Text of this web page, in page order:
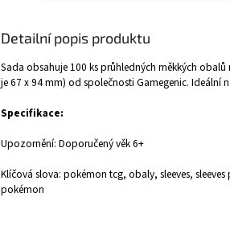
Detailní popis produktu
Sada obsahuje 100 ks průhledných měkkých
je 67 x 94 mm) od společnosti Gamegenic. Ideální
Specifikace:
Upozornění: Doporučený věk 6+
Klíčová slova: pokémon tcg, obaly, sleeves,
pokémon